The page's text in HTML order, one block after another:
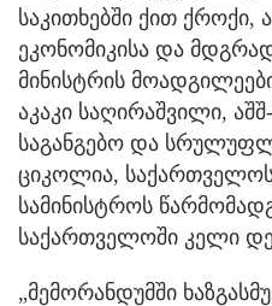
საკითხებში ქით
ეკონომიკისა და
მინისტრის
აკაკი საღირაშვილი,
საგანგებო და
ციკოლია, საქართველოს
სამინისტროს
საქართველოში კელი
„მემორანდუმში